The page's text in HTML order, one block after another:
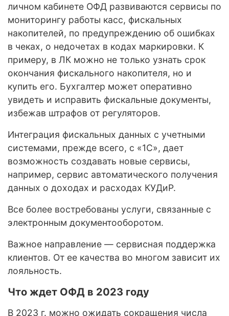
личном кабинете ОФД развиваются сервисы по
мониторингу работы касс, фискальных
накопителей, по предупреждению об ошибках
в чеках, о недочетах в кодах маркировки. К
примеру, в ЛК можно не только узнать срок
окончания фискального накопителя, но и
купить его. Бухгалтер может оперативно
увидеть и исправить фискальные документы,
избежав штрафов от регуляторов.
Интеграция фискальных данных с учетными
системами, прежде всего, с «1С», дает
возможность создавать новые сервисы,
например, сервис автоматического получения
данных о доходах и расходах КУДиР.
Все более востребованы услуги, связанные с
электронным документооборотом.
Важное направление — сервисная поддержка
клиентов. От ее качества во многом зависит их
лояльность.
Что ждет ОФД в 2023 году
В 2023 г. можно ожидать сокращения числа